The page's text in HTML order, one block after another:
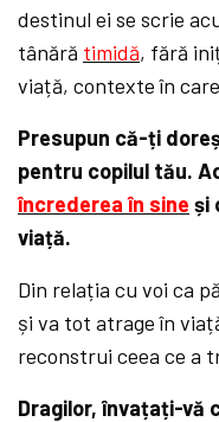
destinul ei se scrie
tânără timidă, fără
viață, contexte în
Presupun că-ți
pentru copilul tău.
încrederea în sine și
viață.
Din relația cu voi ca
și va tot atrage în
reconstrui ceea ce a
Dragilor, învațați-vă